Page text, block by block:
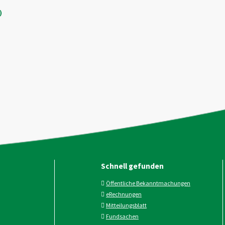
Schnell gefunden
Öffentliche Bekanntmachungen
eRechnungen
Mitteilungsblatt
Fundsachen